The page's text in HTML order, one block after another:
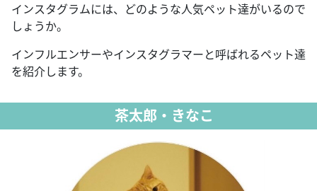
インスタグラムには、どのような人気ペット達がいるので
しょうか。
インフルエンサーやインスタグラマーと呼ばれるペット達
を紹介します。
茶太郎・きなこ